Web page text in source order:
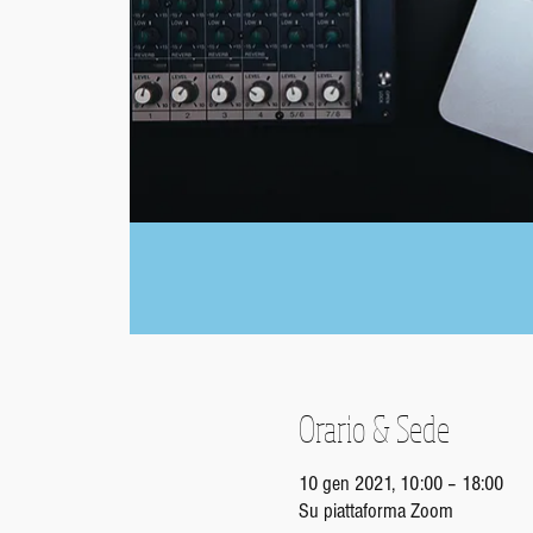
Orario & Sede
10 gen 2021, 10:00 – 18:00
Su piattaforma Zoom